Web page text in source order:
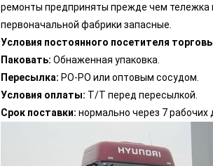
ремонты предприняты прежде чем тележка
первоначальной фабрики запасные.
Условия постоянного посетителя
Паковать: Обнаженная упаковка.
Пересылка: РО-РО или оптовым сосудом.
Условия оплаты: Т/Т перед пересылкой.
Срок поставки: нормально через 7 рабочих